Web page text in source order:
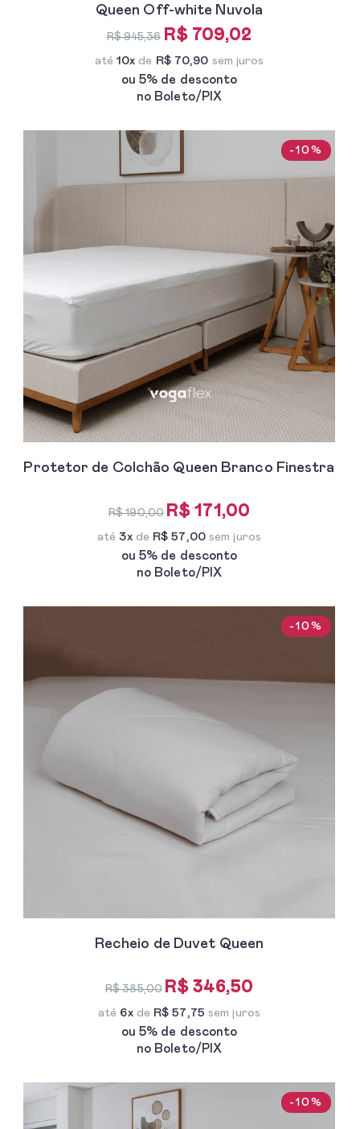
Queen Off-white Nuvola
R$ 945,36 R$ 709,02
até 10x de R$ 70,90 sem juros
ou 5% de desconto
no Boleto/PIX
-10%
Protetor de Colchão Queen Branco Finestra
R$ 190,00 R$ 171,00
até3xde R$ 57,00sem juros
ou 5% de desconto
no Boleto/PIX
-10%
Recheio de Duvet Queen
R$ 385,00 R$ 346,50
até 6xde R$ 57,75 sem juros
ou 5% de desconto
no Boleto/PIX
-10%